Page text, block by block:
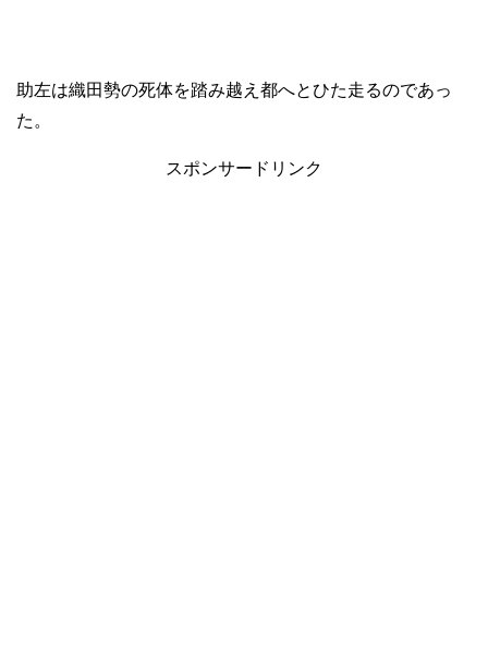
助左は織田勢の死体を踏み越え都へとひた走るのであっ
た。
スポンサードリンク